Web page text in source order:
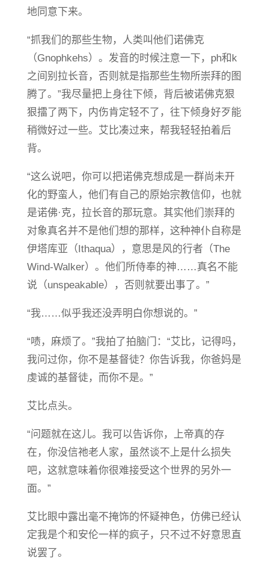
地同意下来。
“抓我们的那些生物，人类叫他们诺佛克
（Gnophkehs）。发音的时候注意一下，ph和k
之间别拉长音，否则就是指那些生物所崇拜的图
腾了。”我尽量把上身往下倾，背后被诺佛克狠
狠擂了两下，内伤肯定轻不了，往下倾身好歹能
稍微好过一些。艾比凑过来，帮我轻轻拍着后
背。
“这么说吧，你可以把诺佛克想成是一群尚未开
化的野蛮人，他们有自己的原始宗教信仰，也就
是诺佛·克，拉长音的那玩意。其实他们崇拜的
对象真名并不是他们想的那样，这种神仆自称是
伊塔库亚（Ithaqua），意思是风的行者（The
Wind-Walker）。他们所侍奉的神……真名不能
说（unspeakable），否则就要出事了。”
“我……似乎我还没弄明白你想说的。”
“啧，麻烦了。”我拍了拍脑门：“艾比，记得吗，
我问过你，你不是基督徒？你告诉我，你爸妈是
虔诚的基督徒，而你不是。”
艾比点头。
“问题就在这儿。我可以告诉你，上帝真的存
在，你没信祂老人家，虽然谈不上是什么损失
吧，这就意味着你很难接受这个世界的另外一
面。”
艾比眼中露出毫不掩饰的怀疑神色，仿佛已经认
定我是个和安伦一样的疯子，只不过不好意思直
说罢了。